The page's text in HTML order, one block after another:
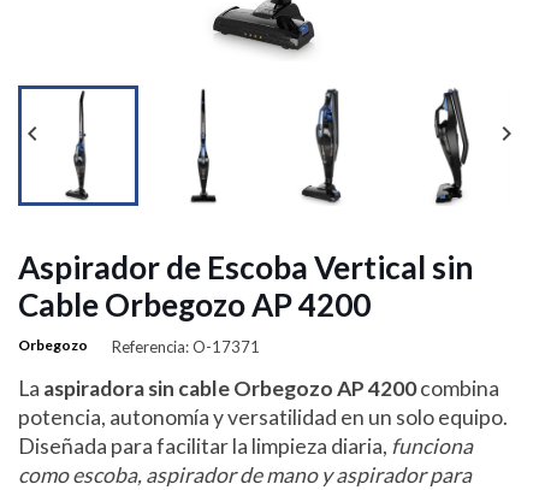
 
Aspirador de Escoba Vertical sin
Cable Orbegozo AP 4200
Orbegozo Referencia: O-17371
La aspiradora sin cable Orbegozo AP 4200combina
potencia, autonomía y versatilidad en un solo equipo.
Diseñada para facilitar la limpieza diaria, funciona
como escoba, aspirador de mano y aspirador para